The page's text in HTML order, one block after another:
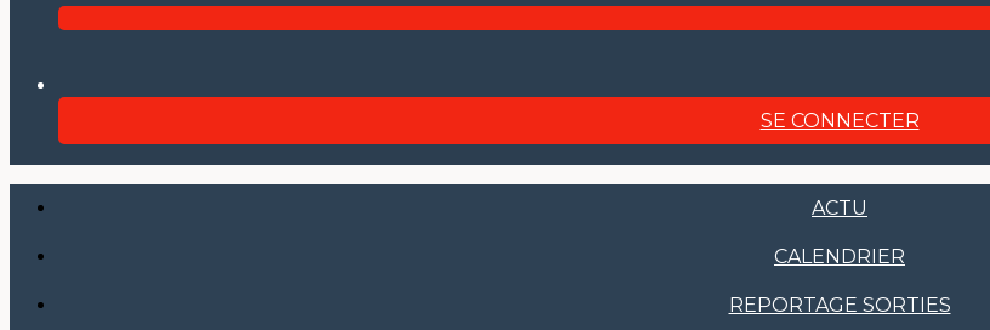
SE CONNECTER
ACTU
CALENDRIER
REPORTAGE SORTIES